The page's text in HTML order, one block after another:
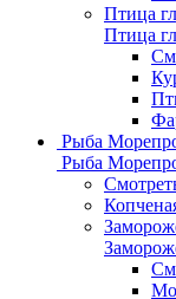
Птица
Птица
Рыба
Рыба